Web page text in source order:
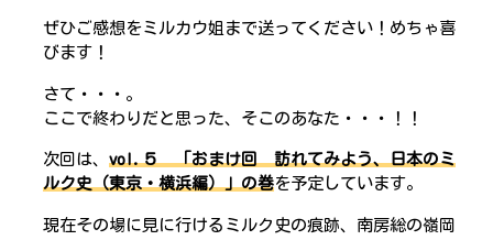
ぜひご感想をミルカウ姐まで送ってください！めちゃ喜
びます！
さて・・・。
ここで終わりだと思った、そこのあなた・・・！！
次回は、vol.５ 「おまけ回 訪れてみよう、日本のミ
ルク史（東京・横浜編）」の巻を予定しています。
現在その場に見に行けるミルク史の痕跡、南房総の嶺岡